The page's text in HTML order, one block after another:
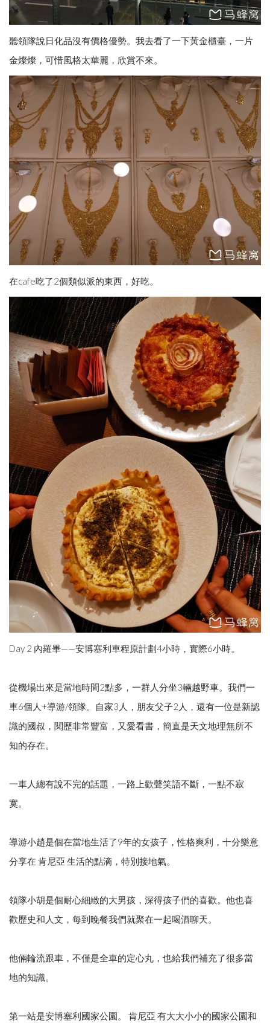
聽領隊說日化品沒有價格優勢。我去看了一下黃金櫃臺，一片
金燦燦，可惜風格太華麗，欣賞不來。
在cafe吃了2個類似派的東西，好吃。
Day 2 內羅畢——安博塞利車程原計劃4小時，實際6小時。
從機場出來是當地時間2點多，一群人分坐3輛越野車。我們一
車6個人+導游/領隊。自家3人，朋友父子2人，還有一位是新認
識的國叔，閱歷非常豐富，又愛看書，簡直是天文地理無所不
知的存在。
一車人總有說不完的話題，一路上歡聲笑語不斷，一點不寂
寞。
導游小趙是個在當地生活了9年的女孩子，性格爽利，十分樂意
分享在 肯尼亞 生活的點滴，特別接地氣。
領隊小胡是個耐心細緻的大男孩，深得孩子們的喜歡。他也喜
歡歷史和人文，每到晚餐我們就聚在一起喝酒聊天。
他倆輪流跟車，不僅是全車的定心丸，也給我們補充了很多當
地的知識。
第一站是安博塞利國家公園。 肯尼亞 有大大小小的國家公園和